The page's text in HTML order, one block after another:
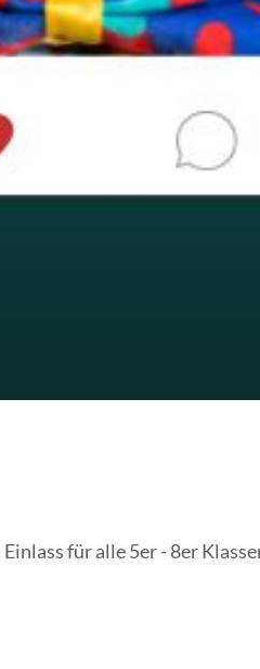
für alle 5er - 8er